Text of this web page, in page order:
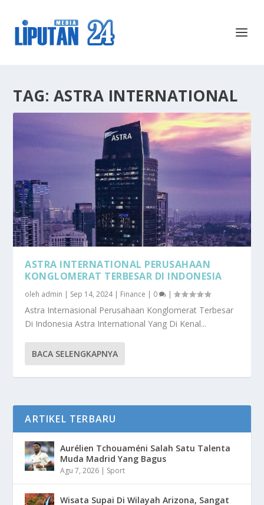
TAG: ASTRA INTERNATIONAL
ASTRA INTERNATIONAL PERUSAHAAN
KONGLOMERAT TERBESAR DI INDONESIA
oleh admin | Sep 14, 2024| Finance | 0 |
Astra Internasional Perusahaan Konglomerat Terbesar
Di Indonesia Astra International Yang Di Kenal...
BACA SELENGKAPNYA
ARTIKEL TERBARU
Aurélien Tchouaméni Salah Satu Talenta
Muda Madrid Yang Bagus
Agu 7, 2026 | Sport
Wisata Supai Di Wilayah Arizona, Sangat